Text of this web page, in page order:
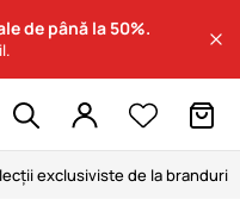
de până la 50%.
exclusiviste de la branduri